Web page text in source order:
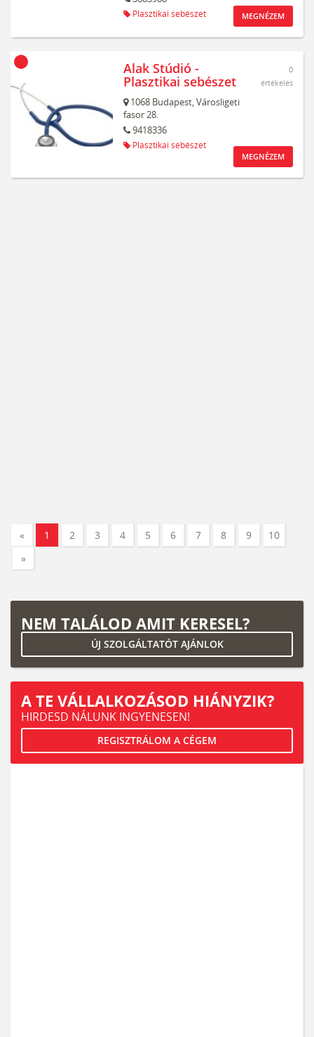
Plasztikai sebészet MEGNÉZEM
Alak Stúdió -
Plasztikai sebészet
1068 Budapest,Városligeti
fasor 28.
9418336
Plasztikai sebészet
0
értékelés
MEGNÉZEM
« 1 2 3 4 5 6 7 8 9
10
»
NEM TALÁLOD AMIT KERESEL?
ÚJ SZOLGÁLTATÓT AJÁNLOK
A TE VÁLLALKOZÁSOD HIÁNYZIK?
HIRDESD NÁLUNK INGYENESEN!
REGISZTRÁLOM A CÉGEM